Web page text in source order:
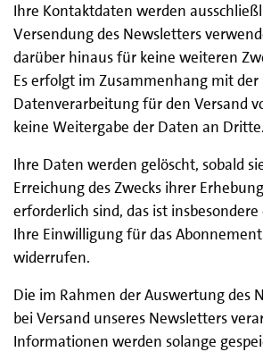
Ihre Kontaktdaten werden
Versendung des Newsletters
darüber hinaus für keine weiteren
Es erfolgt im Zusammenhang mit der
Datenverarbeitung für den Versand
keine Weitergabe der Daten an Dritte.
Ihre Daten werden gelöscht, sobald
Erreichung des Zwecks ihrer
erforderlich sind, das ist insbesondere
Ihre Einwilligung für das
widerrufen.
Die im Rahmen der Auswertung des
bei Versand unseres Newsletters
Informationen werden solange